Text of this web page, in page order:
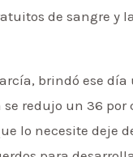
de sangre
brindó ese
redujo un 36 por
lo necesite deje